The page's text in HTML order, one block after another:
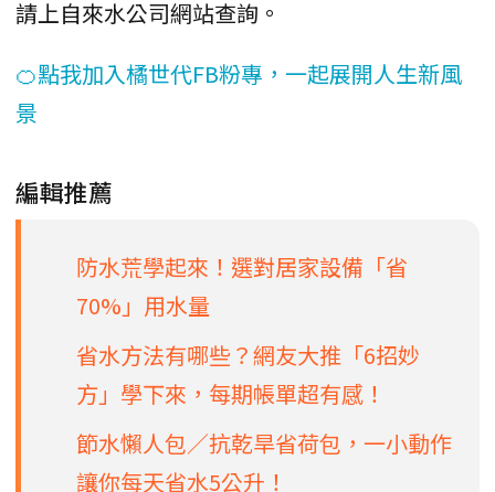
請上自來水公司網站查詢。
🍊點我加入橘世代FB粉專，一起展開人生新風
景
編輯推薦
防水荒學起來！選對居家設備「省
70%」用水量
省水方法有哪些？網友大推「6招妙
方」學下來，每期帳單超有感！
節水懶人包／抗乾旱省荷包，一小動作
讓你每天省水5公升！